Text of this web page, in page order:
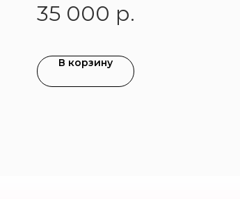
35 000 р.
В корзину